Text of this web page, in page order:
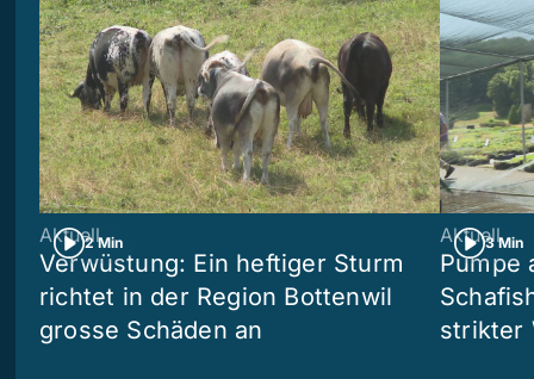
2 Min
Aktuell
Verwüstung: Ein heftiger Sturm
richtet in der Region Bottenwil
grosse Schäden an
3 Min
Aktuell
Pumpe
strikter